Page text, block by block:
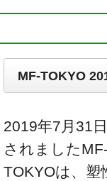
MF-TOKYO
2019年7月31
されました
TOKYOは、塑